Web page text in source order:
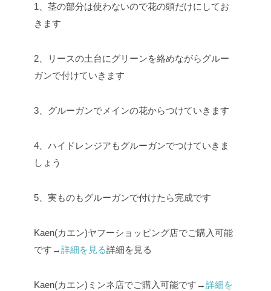
1、茎の部分は使わないので花の頭だけにしてお
きます
2、リースの土台にグリーンを絡めながらグルー
ガンで付けていきます
3、グルーガンでメインの花からつけていきます
4、ハイドレンジアもグルーガンでつけていきま
しょう
5、実ものもグルーガンで付けたら完成です
Kaen(カエン)ヤフーショッピング店でご購入可能
です→詳細を見る詳細を見る
Kaen(カエン)ミンネ店でご購入可能です→詳細を